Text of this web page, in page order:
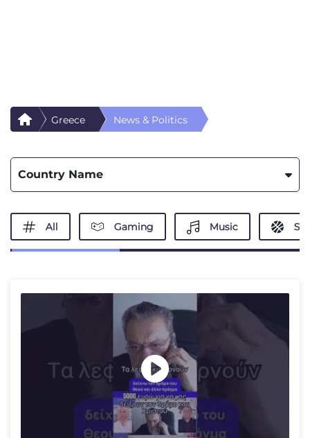
Greece News & Politics
Country Name
All Gaming Music